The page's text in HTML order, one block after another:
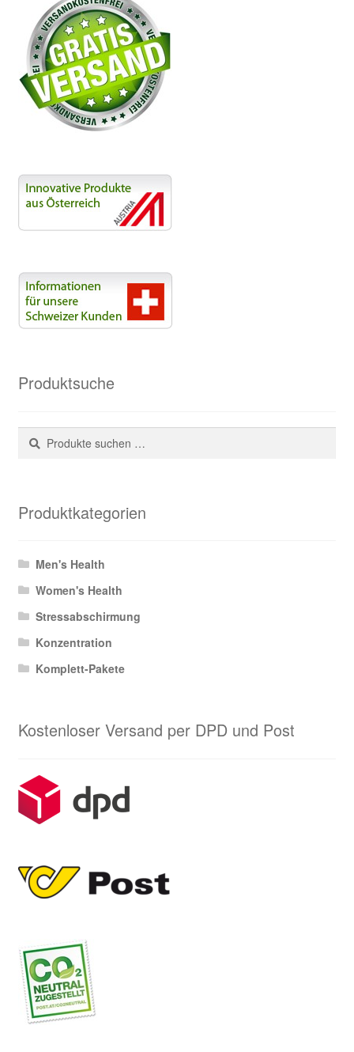
Produktsuche
Suchen
nach:
Suchen
Produktkategorien
Men's Health
Women's Health
Stressabschirmung
Konzentration
Komplett-Pakete
Kostenloser Versand per DPD und Post